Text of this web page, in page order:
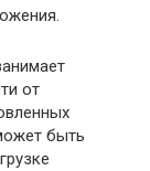
от
быть